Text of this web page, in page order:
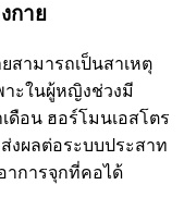
กาย
สามารถเป็นสาเหตุ
าะในผู้หญิงช่วงมี
ดือน ฮอร์โมนเอสโตร
งผลต่อระบบประสาท
าการจุกที่คอได้